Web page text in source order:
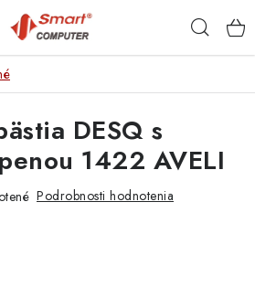
DESQ s
1422 AVELI
Podrobnosti hodnotenia